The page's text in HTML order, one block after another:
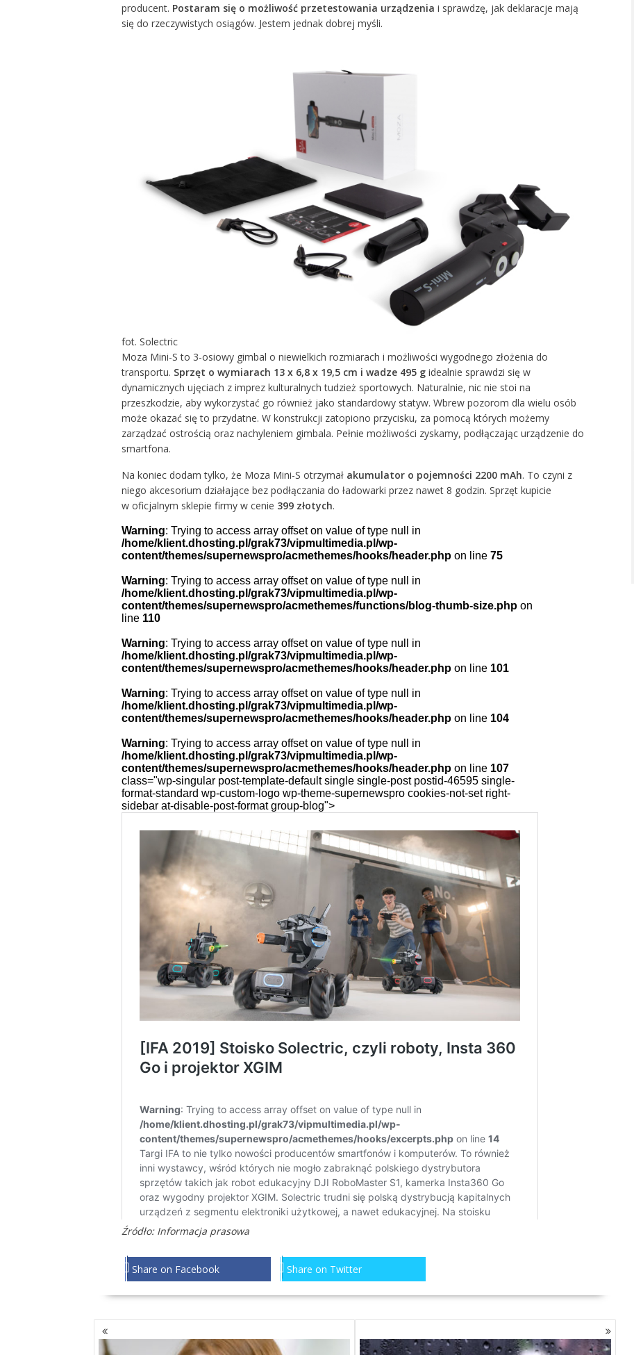
producent. Postaram się o możliwość przetestowania urządzenia i sprawdzę, jak deklaracje mają
się do rzeczywistych osiągów. Jestem jednak dobrej myśli.
fot. Solectric
Moza Mini-S to 3-osiowy gimbal o niewielkich rozmiarach i możliwości wygodnego złożenia do
transportu. Sprzęt o wymiarach 13 x 6,8 x 19,5 cm i wadze 495 gidealnie sprawdzi się w
dynamicznych ujęciach z imprez kulturalnych tudzież sportowych. Naturalnie, nic nie stoi na
przeszkodzie, aby wykorzystać go również jako standardowy statyw. Wbrew pozorom dla wielu osób
może okazać się to przydatne. W konstrukcji zatopiono przycisku, za pomocą których możemy
zarządzać ostrością oraz nachyleniem gimbala. Pełnie możliwości zyskamy, podłączając urządzenie do
smartfona.
Na koniec dodam tylko, że Moza Mini-S otrzymał akumulator o pojemności 2200 mAh. To czyni z
niego akcesorium działające bez podłączania do ładowarki przez nawet 8 godzin. Sprzęt kupicie
w oficjalnym sklepie firmyw cenie 399 złotych.
Źródło: Informacja prasowa
Share on Facebook Share on Twitter
NAWIGACJA
PO